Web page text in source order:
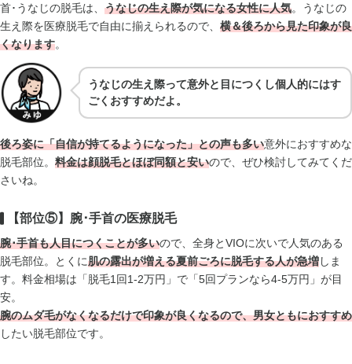
首･うなじの脱毛は、 うなじの生え際が気になる女性に人気。うなじの
生え際を医療脱毛で自由に揃えられるので、 横＆後ろから見た印象が良
くなります。
うなじの生え際って意外と目につくし個人的にはす
ごくおすすめだよ。
後ろ姿に「自信が持てるようになった」との声も多い意外におすすめな
脱毛部位。 料金は顔脱毛とほぼ同額と安いので、ぜひ検討してみてくだ
さいね。
【部位⑤】腕･手首の医療脱毛
腕･手首も人目につくことが多いので、全身とVIOに次いで人気のある
脱毛部位。とくに肌の露出が増える夏前ごろに脱毛する人が急増しま
す。料金相場は「脱毛1回1-2万円」で「5回プランなら4-5万円」が目
安。
腕のムダ毛がなくなるだけで印象が良くなるので、男女ともにおすすめ
したい脱毛部位です。